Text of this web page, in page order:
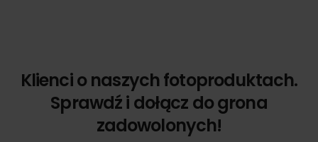
Klienci o naszych fotoproduktach.
Sprawdź i dołącz do grona
zadowolonych!